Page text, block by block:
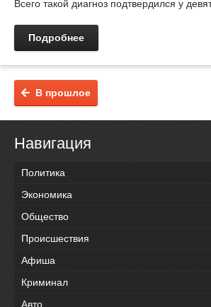
Всего такой диагноз подтвердился у
Подробнее
В прошлое
Навигация
Политика
Экономика
Общество
Происшествия
Афиша
Криминал
Авто